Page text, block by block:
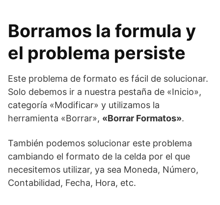
Borramos la formula y
el problema persiste
Este problema de formato es fácil de solucionar.
Solo debemos ir a nuestra pestaña de «Inicio»,
categoría «Modificar» y utilizamos la
herramienta «Borrar», «Borrar Formatos».
También podemos solucionar este problema
cambiando el formato de la celda por el que
necesitemos utilizar, ya sea Moneda, Número,
Contabilidad, Fecha, Hora, etc.